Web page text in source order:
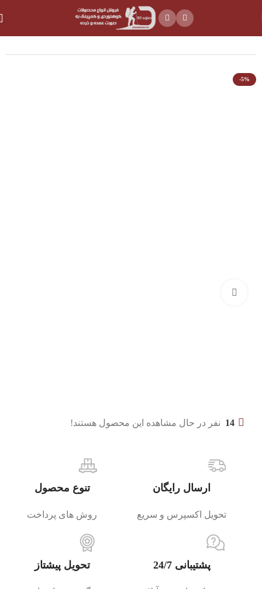
خانه روشنایی
-5%
14 نفر در حال مشاهده این محصول هستند!
ارسال رایگان
تحویل اکسپرس و سریع
تنوع محصول
روش های پرداخت
پشتیبانی 24/7 تحویل پیشتاز